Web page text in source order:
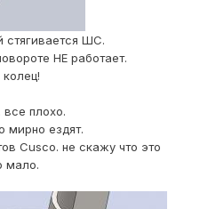
ШС.
НЕ работает.
плохо.
мирно ездят.
Cusco. не скажу что это
мало.